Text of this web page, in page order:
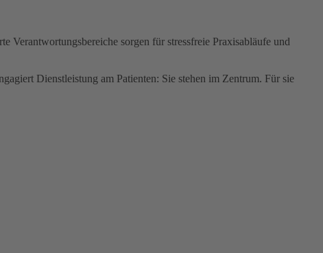
Verantwortungsbereiche sorgen für stressfreie Praxisabläufe und
Dienstleistung am Patienten: Sie stehen im Zentrum. Für sie